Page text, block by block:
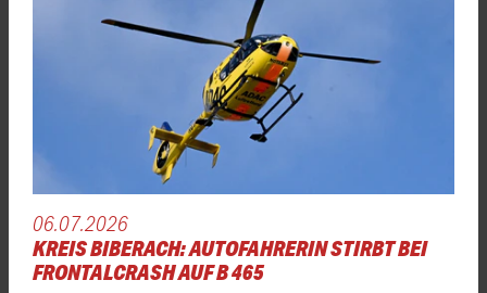
06.07.2026
KREIS BIBERACH: AUTOFAHRERIN STIRBT BEI
FRONTALCRASH AUF B 465